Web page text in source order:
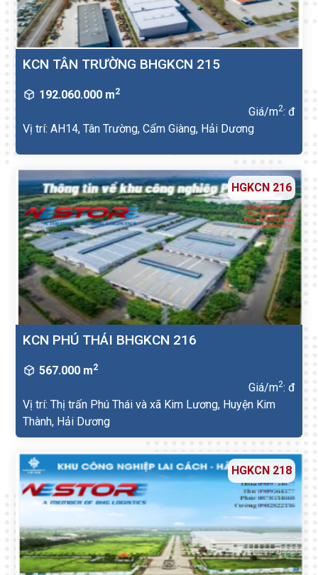
KCN TÂN TRƯỜNG BHGKCN 215
192.060.000 m2
Giá/m2: đ
Vị trí: AH14, Tân Trường, Cẩm Giàng, Hải Dương
HGKCN 216
KCN PHÚ THÁI BHGKCN 216
567.000 m2
Giá/m2: đ
Vị trí: Thị trấn Phú Thái và xã Kim Lương, Huyện Kim
Thành, Hải Dương
HGKCN 218